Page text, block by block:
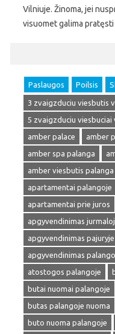
Vilniuje. Žinoma, jei
visuomet galima
Paslaugos Poilsis
3 zvaigzduciu viesbutis
5 zvaigzduciu viesbuciai
amber palace
amber
amber spa palanga
amber viesbutis palanga
apartamentai palangoje
apartamentai prie juros
apgyvendinimas
apgyvendinimas pajuryje
apgyvendinimas
atostogos palangoje
butai nuomai palangoje
butas palangoje nuoma
buto nuoma palangoje